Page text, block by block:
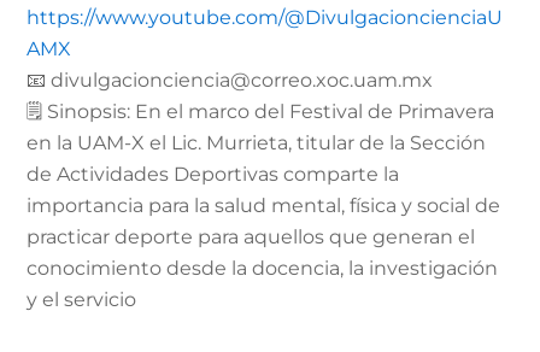
https://www.youtube.com/@DivulgacioncienciaU
AMX
📧 divulgacionciencia@correo.xoc.uam.mx
🗒️ Sinopsis: En el marco del Festival de Primavera
en la UAM-X el Lic. Murrieta, titular de la Sección
de Actividades Deportivas comparte la
importancia para la salud mental, física y social de
practicar deporte para aquellos que generan el
conocimiento desde la docencia, la investigación
y el servicio